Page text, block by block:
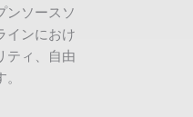
ンソースソ
インにおけ
ティ、自由